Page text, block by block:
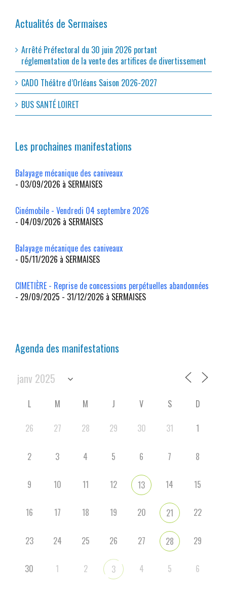
Actualités de Sermaises
Arrêté Préfectoral du 30 juin 2026 portant
réglementation de la vente des artifices de divertissement
CADO Théâtre d’Orléans Saison 2026-2027
BUS SANTÉ LOIRET
Les prochaines manifestations
Balayage mécanique des caniveaux
- 03/09/2026 à SERMAISES
Cinémobile - Vendredi 04 septembre 2026
- 04/09/2026 à SERMAISES
Balayage mécanique des caniveaux
- 05/11/2026 à SERMAISES
CIMETIÈRE - Reprise de concessions perpétuelles abandonnées
- 29/09/2025 - 31/12/2026 à SERMAISES
Agenda des manifestations
L M M J V S
D
26
27 28 29 30 31 1
2 3 4 5 6 7 8
9 10 11 12 13 14 15
16 17 18 19 20 21 22
23 24 25 26 27 28 29
30 1 2 3 4 5 6